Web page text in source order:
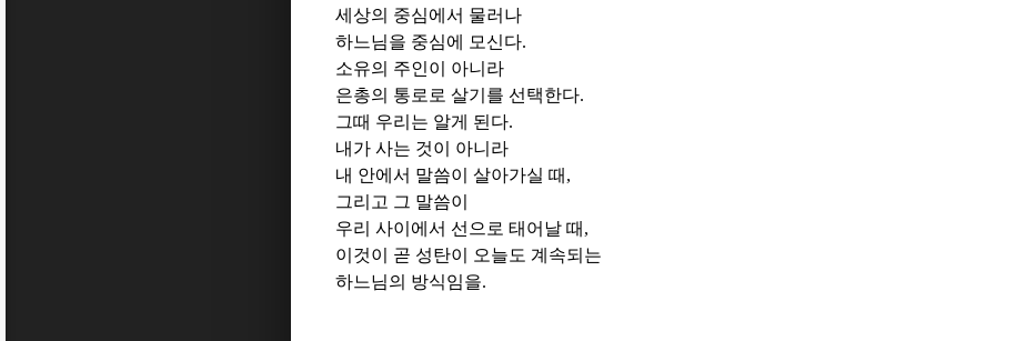
세상의 중심에서 물러나
하느님을 중심에 모신다.
소유의 주인이 아니라
은총의 통로로 살기를 선택한다.
그때 우리는 알게 된다.
내가 사는 것이 아니라
내 안에서 말씀이 살아가실 때 ,
그리고 그 말씀이
우리 사이에서 선으로 태어날 때 ,
이것이 곧 성탄이 오늘도 계속되는
하느님의 방식임을.